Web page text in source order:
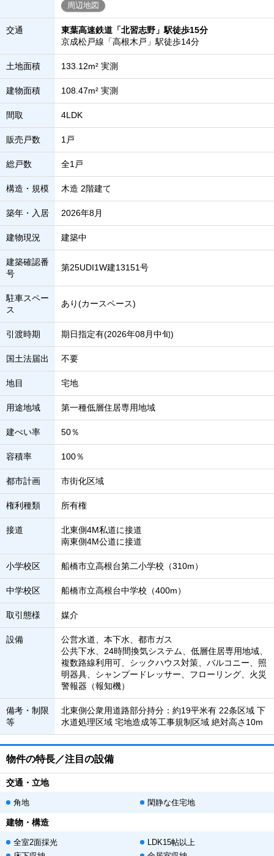
周辺地図
交通
東葉高速鉄道「北習志野」駅徒歩15分
京成松戸線「高根木戸」駅徒歩14分
土地面積 133.12m² 実測
建物面積 108.47m² 実測
間取 4LDK
販売戸数 1戸
総戸数 全1戸
構造・規模 木造 2階建て
築年・入居 2026年8月
建物現況 建築中
建築確認番
号
第25UDI1W建13151号
駐車スペー
ス
あり(カースペース)
引渡時期 期日指定有(2026年08月中旬)
国土法届出 不要
地目 宅地
用途地域 第一種低層住居専用地域
建ぺい率 50％
容積率 100％
都市計画 市街化区域
権利種類 所有権
接道
北東側4M私道に接道
南東側4M公道に接道
小学校区 船橋市立高根台第二小学校（310m）
中学校区 船橋市立高根台中学校（400m）
取引態様 媒介
設備
公営水道、本下水、都市ガス
公共下水、24時間換気システム、低層住居専用地域、
複数路線利用可、シックハウス対策、バルコニー、照
明器具、シャンプードレッサー、フローリング、火災
警報器（報知機）
備考・制限
等
北東側公衆用道路部分持分：約19平米有 22条区域 下
水道処理区域 宅地造成等工事規制区域 絶対高さ10m
物件の特長／注目の設備
交通・立地
角地 閑静な住宅地
建物・構造
全室2面採光
LDK15帖以上